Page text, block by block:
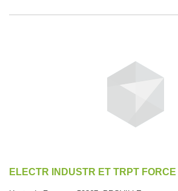
ELECTR INDUSTR ET TRPT FORCE